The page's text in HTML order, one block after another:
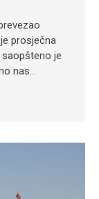
prosječna
je
nas…